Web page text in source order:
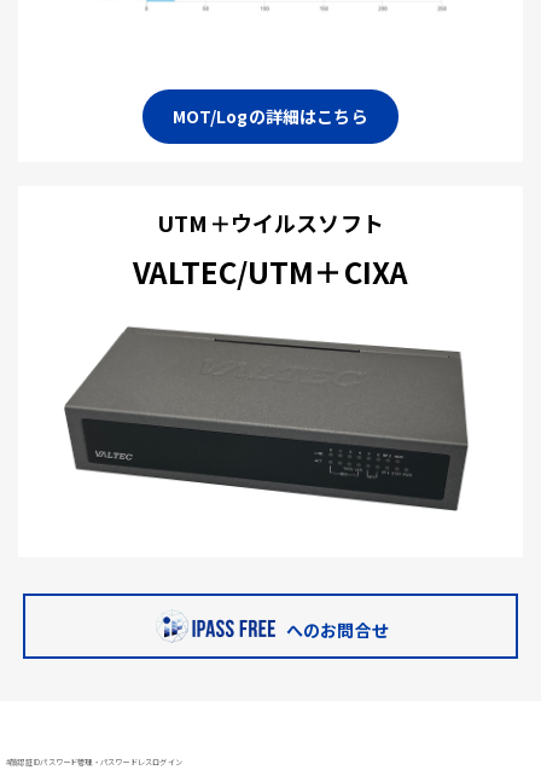
MOT/Logの詳細はこちら
UTM＋ウイルスソフト
VALTEC/UTM＋CIXA
へのお問合せ
#顔認証 IDパスワード管理・パスワードレスログイン